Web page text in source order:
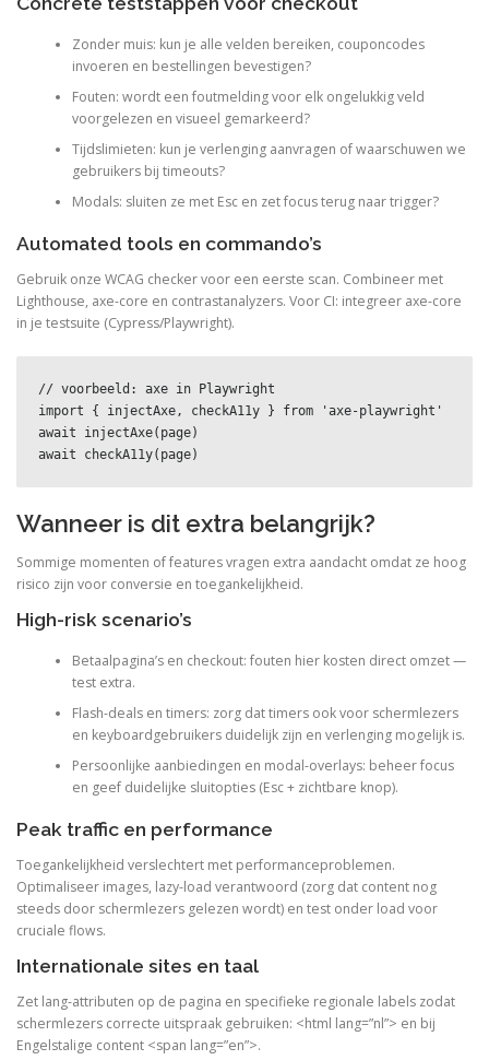
Zonder muis: kun je alle velden bereiken, couponcodes
invoeren en bestellingen bevestigen?
Fouten: wordt een foutmelding voor elk ongelukkig veld
voorgelezen en visueel gemarkeerd?
Tijdslimieten: kun je verlenging aanvragen of waarschuwen we
gebruikers bij timeouts?
Modals: sluiten ze met Esc en zet focus terug naar trigger?
Automated tools en commando’s
Gebruik onze WCAG checker voor een eerste scan. Combineer met
Lighthouse, axe-core en contrastanalyzers. Voor CI: integreer axe-core
in je testsuite (Cypress/Playwright).
// voorbeeld: axe in Playwright
import { injectAxe, checkA11y } from 'axe-playwright'
await injectAxe(page)
await checkA11y(page)
Wanneer is dit extra belangrijk?
Sommige momenten of features vragen extra aandacht omdat ze hoog
risico zijn voor conversie en toegankelijkheid.
High-risk scenario’s
Betaalpagina’s en checkout: fouten hier kosten direct omzet —
test extra.
Flash-deals en timers: zorg dat timers ook voor schermlezers
en keyboardgebruikers duidelijk zijn en verlenging mogelijk is.
Persoonlijke aanbiedingen en modal-overlays: beheer focus
en geef duidelijke sluitopties (Esc + zichtbare knop).
Peak traffic en performance
Toegankelijkheid verslechtert met performanceproblemen.
Optimaliseer images, lazy-load verantwoord (zorg dat content nog
steeds door schermlezers gelezen wordt) en test onder load voor
cruciale flows.
Internationale sites en taal
Zet lang-attributen op de pagina en specifieke regionale labels zodat
schermlezers correcte uitspraak gebruiken: <html lang=”nl”> en bij
Engelstalige content <span lang=”en”>.